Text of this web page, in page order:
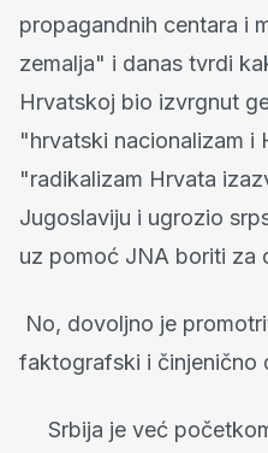
propagandnih centara i
zemalja" i danas tvrdi
Hrvatskoj bio izvrgnut
"hrvatski nacionalizam i
"radikalizam Hrvata
Jugoslaviju i ugrozio
uz pomoć JNA boriti za
No, dovoljno je
faktografski i činjenično
Srbija je već